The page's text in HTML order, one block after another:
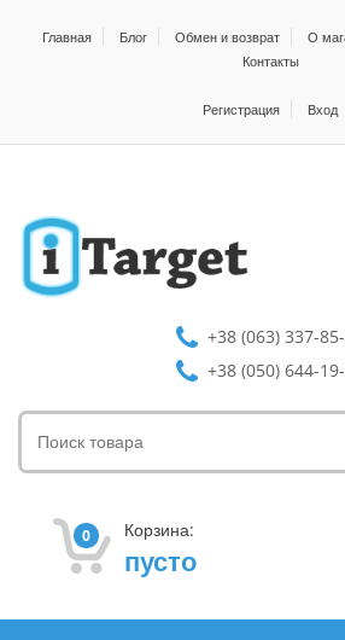
Главная Блог Обмен и возврат О
Контакты
Регистрация Вход
+38 (063) 337-
+38 (050) 644-
0 Корзина:
пусто